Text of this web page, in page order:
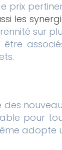
prix
les
sur
pour